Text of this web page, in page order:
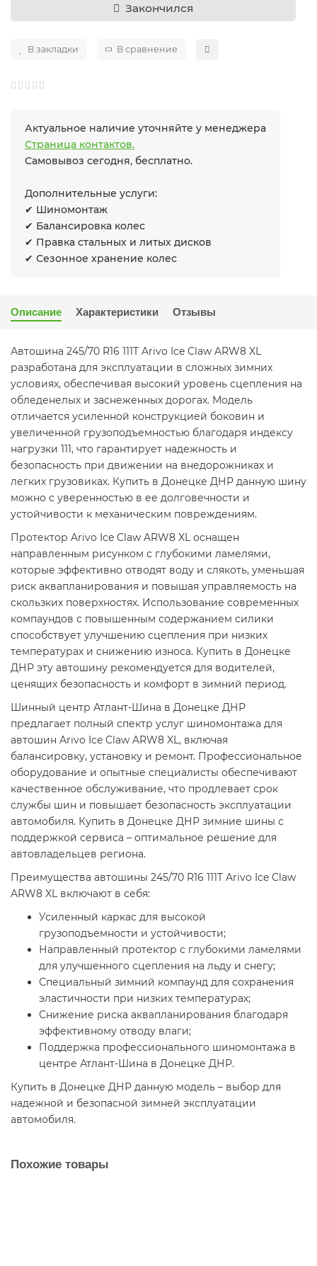
Закончился
В закладки В сравнение
Актуальное наличие уточняйте у менеджера
Страница контактов.
Самовывоз сегодня, бесплатно.
Дополнительные услуги:
✔ Шиномонтаж
✔ Балансировка колес
✔ Правка стальных и литых дисков
✔ Сезонное хранение колес
Описание Характеристики Отзывы
Автошина 245/70 R16 111T Arivo Ice Claw ARW8 XL
разработана для эксплуатации в сложных зимних
условиях, обеспечивая высокий уровень сцепления на
обледенелых и заснеженных дорогах. Модель
отличается усиленной конструкцией боковин и
увеличенной грузоподъемностью благодаря индексу
нагрузки 111, что гарантирует надежность и
безопасность при движении на внедорожниках и
легких грузовиках. Купить в Донецке ДНР данную шину
можно с уверенностью в ее долговечности и
устойчивости к механическим повреждениям.
Протектор Arivo Ice Claw ARW8 XL оснащен
направленным рисунком с глубокими ламелями,
которые эффективно отводят воду и слякоть, уменьшая
риск аквапланирования и повышая управляемость на
скользких поверхностях. Использование современных
компаундов с повышенным содержанием силики
способствует улучшению сцепления при низких
температурах и снижению износа. Купить в Донецке
ДНР эту автошину рекомендуется для водителей,
ценящих безопасность и комфорт в зимний период.
Шинный центр Атлант-Шина в Донецке ДНР
предлагает полный спектр услуг шиномонтажа для
автошин Arivo Ice Claw ARW8 XL, включая
балансировку, установку и ремонт. Профессиональное
оборудование и опытные специалисты обеспечивают
качественное обслуживание, что продлевает срок
службы шин и повышает безопасность эксплуатации
автомобиля. Купить в Донецке ДНР зимние шины с
поддержкой сервиса – оптимальное решение для
автовладельцев региона.
Преимущества автошины 245/70 R16 111T Arivo Ice Claw
ARW8 XL включают в себя:
Усиленный каркас для высокой
грузоподъемности и устойчивости;
Направленный протектор с глубокими ламелями
для улучшенного сцепления на льду и снегу;
Специальный зимний компаунд для сохранения
эластичности при низких температурах;
Снижение риска аквапланирования благодаря
эффективному отводу влаги;
Поддержка профессионального шиномонтажа в
центре Атлант-Шина в Донецке ДНР.
Купить в Донецке ДНР данную модель – выбор для
надежной и безопасной зимней эксплуатации
автомобиля.
Похожие товары